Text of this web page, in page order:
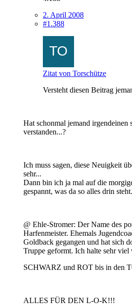
2. April 2008
#1.388
Zitat von Torschütze
Versteht diesen Beitrag
Hat schonmal jemand irgendeinen
verstanden...?
Ich muss sagen, diese Neuigkeit
sehr...
Dann bin ich ja mal auf die
gespannt, was da so alles drin
@ Ehle-Stromer: Der Name des
Harfenmeister. Ehemals
Goldback gegangen und hat sich
Truppe geformt. Ich halte sehr viel
SCHWARZ und ROT bis in den
ALLES FÜR DEN L-O-K!!!